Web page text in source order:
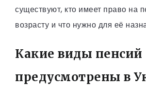
существуют, кто имеет право на
возрасту и что нужно для её
Какие виды пенсий
предусмотрены в